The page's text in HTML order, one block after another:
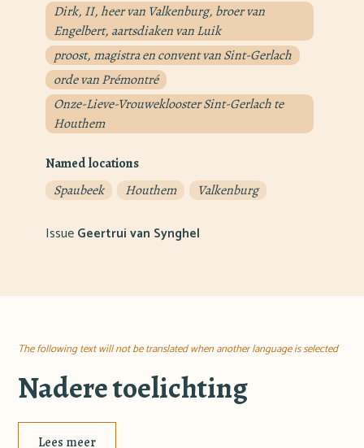
Dirk, II, heer van Valkenburg, broer van
Engelbert, aartsdiaken van Luik
proost, magistra en convent van Sint-Gerlach
orde van Prémontré
Onze-Lieve-Vrouweklooster Sint-Gerlach te
Houthem
Named locations
Spaubeek
Houthem Valkenburg
IssueGeertrui van Synghel
The following text will not be translated when another language is selected
Nadere toelichting
Lees meer